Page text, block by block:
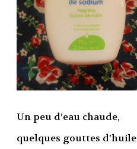
Un peu d’eau chaude,
quelques gouttes d’huile